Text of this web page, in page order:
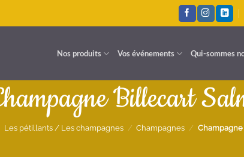
Nos produits Vos événements Qui-sommes
Billecart
Les pétillants / Les champagnes / Champagnes /